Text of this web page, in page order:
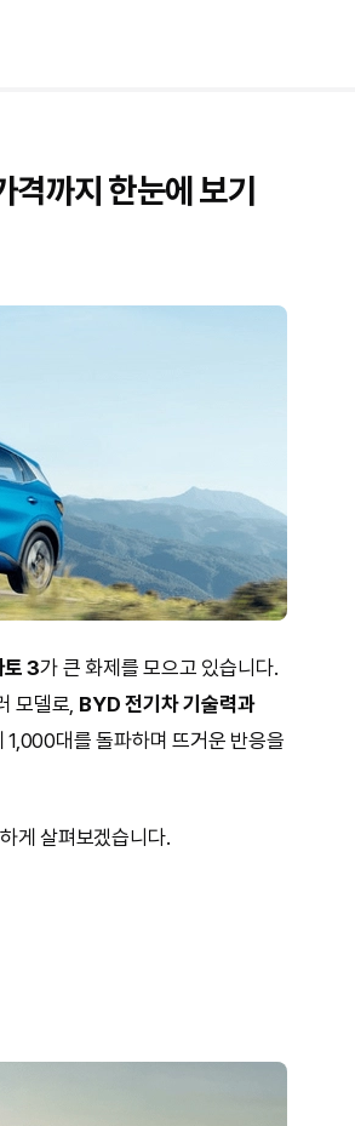
까지 한눈에 보기
토 3가 큰 화제를 모으고 있습니다.
모델로, BYD 전기차 기술력과
대를 돌파하며 뜨거운 반응을
게 살펴보겠습니다.